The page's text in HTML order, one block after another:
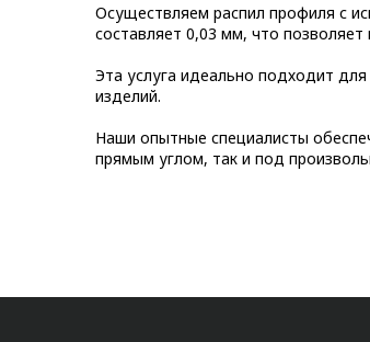
Услуги дополнительной
обработки профиля
Осуществляем распил профиля с
составляет 0,03 мм, что
Эта услуга идеально подходит
изделий.
Наши опытные специалисты
прямым углом, так и под